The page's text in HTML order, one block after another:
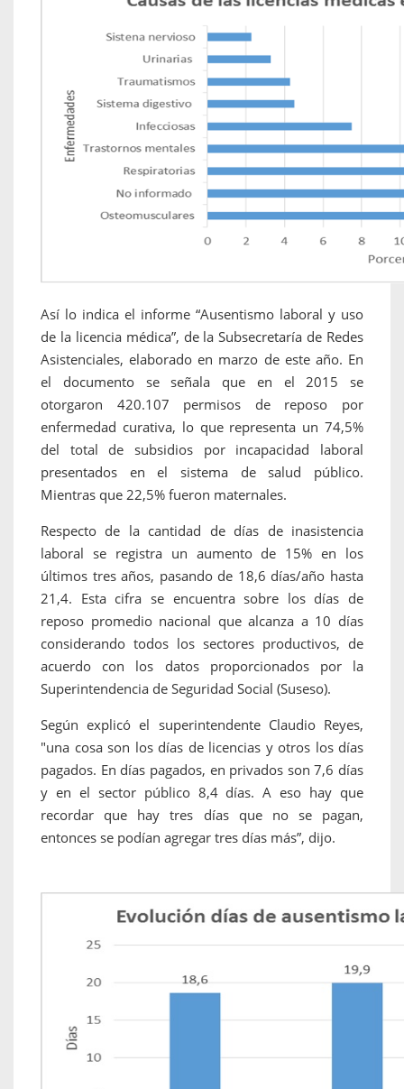
Así lo indica el informe “Ausentismo laboral y uso
de la licencia médica”, de la Subsecretaría de Redes
Asistenciales, elaborado en marzo de este año. En
el documento se señala que en el 2015 se
otorgaron 420.107 permisos de reposo por
enfermedad curativa, lo que representa un 74,5%
del total de subsidios por incapacidad laboral
presentados en el sistema de salud público.
Mientras que 22,5% fueron maternales.
Respecto de la cantidad de días de inasistencia
laboral se registra un aumento de 15% en los
últimos tres años, pasando de 18,6 días/año hasta
21,4. Esta cifra se encuentra sobre los días de
reposo promedio nacional que alcanza a 10 días
considerando todos los sectores productivos, de
acuerdo con los datos proporcionados por la
Superintendencia de Seguridad Social (Suseso).
Según explicó el superintendente Claudio Reyes,
"una cosa son los días de licencias y otros los días
pagados. En días pagados, en privados son 7,6 días
y en el sector público 8,4 días. A eso hay que
recordar que hay tres días que no se pagan,
entonces se podían agregar tres días más”, dijo.